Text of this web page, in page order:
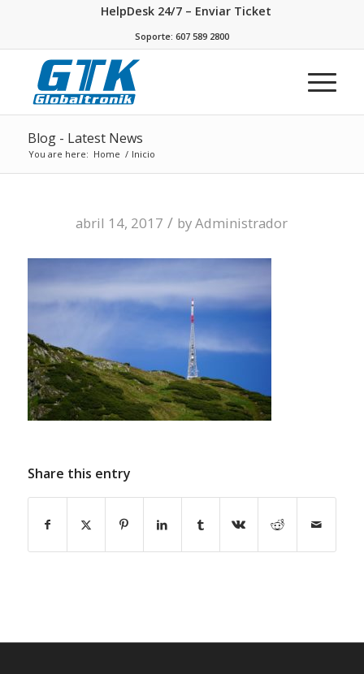
HelpDesk 24/7 – Enviar Ticket
Soporte: 607 589 2800
Blog - Latest News
You are here: Home / Inicio
abril 14, 2017 / byAdministrador
Share this entry